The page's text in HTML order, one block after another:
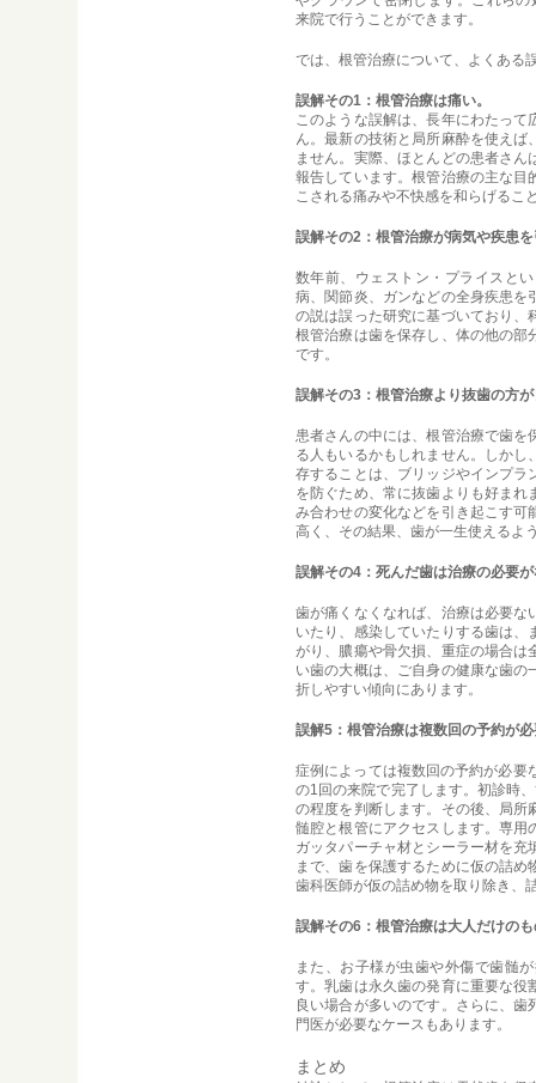
来院で行うことができます。
では、根管治療について、よくある
誤解その1：根管治療は痛い。
このような誤解は、長年にわたっ
ん。最新の技術と局所麻酔を使え
ません。実際、ほとんどの患者さ
報告しています。根管治療の主な
こされる痛みや不快感を和らげるこ
誤解その2：根管治療が病気や疾患
数年前、ウェストン・プライスと
病、関節炎、ガンなどの全身疾患
の説は誤った研究に基づいており
根管治療は歯を保存し、体の他の
です。
誤解その3：根管治療より抜歯の方
患者さんの中には、根管治療で歯
る人もいるかもしれません。しか
存することは、ブリッジやインプ
を防ぐため、常に抜歯よりも好ま
み合わせの変化などを引き起こす
高く、その結果、歯が一生使えるよ
誤解その4：死んだ歯は治療の必要
歯が痛くなくなれば、治療は必要
いたり、感染していたりする歯は
がり、膿瘍や骨欠損、重症の場合
い歯の大概は、ご自身の健康な歯
折しやすい傾向にあります。
誤解5：根管治療は複数回の予約が
症例によっては複数回の予約が必要
の1回の来院で完了します。初診時
の程度を判断します。その後、局
髄腔と根管にアクセスします。専
ガッタパーチャ材とシーラー材を
まで、歯を保護するために仮の詰
歯科医師が仮の詰め物を取り除き、
誤解その6：根管治療は大人だけの
また、お子様が虫歯や外傷で歯髄
す。乳歯は永久歯の発育に重要な
良い場合が多いのです。さらに、
門医が必要なケースもあります。
まとめ